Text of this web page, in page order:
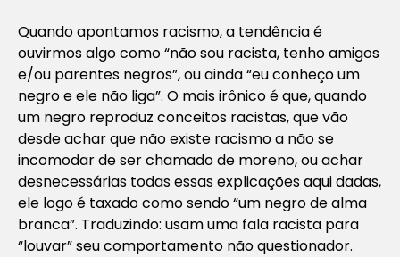
Quando apontamos racismo, a tendência é
ouvirmos algo como “não sou racista, tenho amigos
e/ou parentes negros”, ou ainda “eu conheço um
negro e ele não liga”. O mais irônico é que, quando
um negro reproduz conceitos racistas, que vão
desde achar que não existe racismo a não se
incomodar de ser chamado de moreno, ou achar
desnecessárias todas essas explicações aqui dadas,
ele logo é taxado como sendo “um negro de alma
branca”. Traduzindo: usam uma fala racista para
“louvar” seu comportamento não questionador.